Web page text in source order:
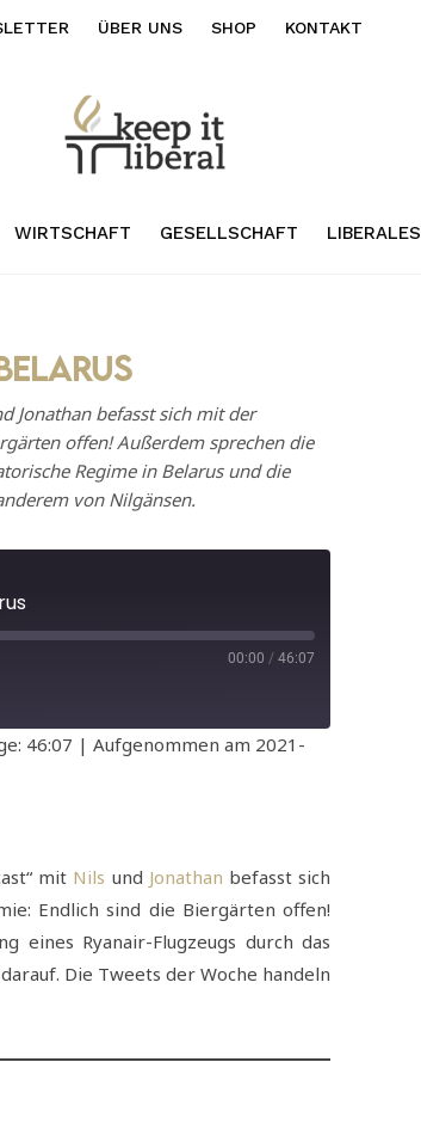
ÜBER UNS SHOP KONTAKT
WIRTSCHAFT GESELLSCHAFT LIBERALES
Jonathan befasst sich mit der
offen! Außerdem sprechen die
Regime in Belarus und die
von Nilgänsen.
SECONDS
00:00 / 46:07
46:07 | Aufgenommen am 2021-
mit Nils und Jonathan befasst sich
Endlich sind die Biergärten offen!
eines Ryanair-Flugzeugs durch das
Die Tweets der Woche handeln